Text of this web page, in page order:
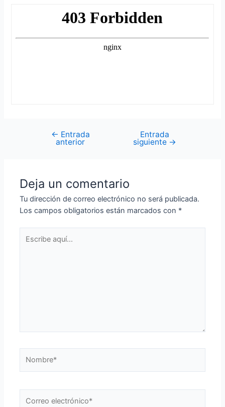
Navegación
← Entrada
anterior
Entrada
siguiente →
Deja un comentario
Tu dirección de correo electrónico no será publicada.
Los campos obligatorios están marcados con *
aquí...